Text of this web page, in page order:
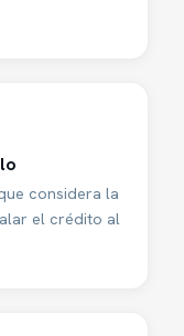
considera la
el crédito al